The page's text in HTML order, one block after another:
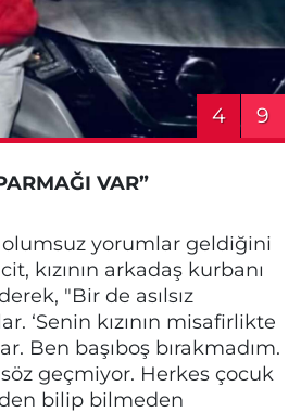
4 9
VAR”
yorumlar geldiğini
kızının arkadaş kurbanı
"Bir de asılsız
‘Senin kızının misafirlikte
Ben başıboş bırakmadım.
geçmiyor. Herkes çocuk
bilip bilmeden